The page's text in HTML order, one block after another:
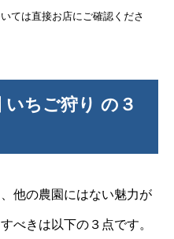
ては直接お店にご確認くださ
ちご狩り の３
他の農園にはない魅力が
べきは以下の３点です。